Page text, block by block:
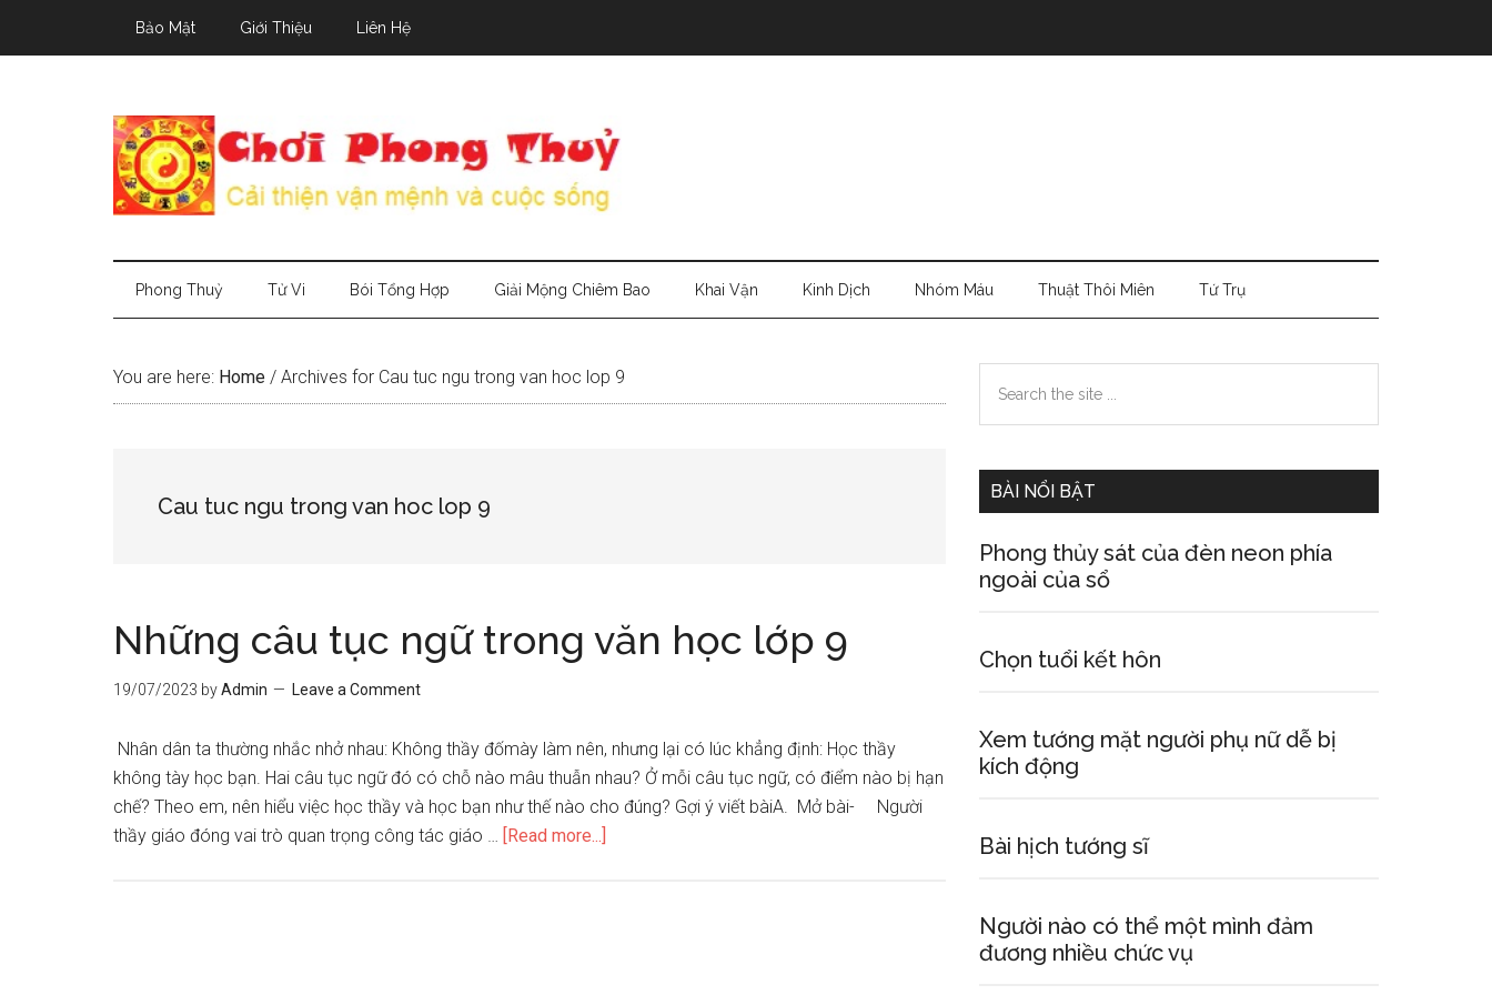
Bảo Mật Giới Thiệu Liên Hệ
Phong Thuỷ Tử Vi Bói Tổng Hợp Giải Mộng Chiêm Bao Khai Vận Kinh Dịch Nhóm Máu Thuật Thôi Miên Tứ Trụ
You are here: Home / Archives for Cau tuc ngu trong van hoc lop 9
Cau tuc ngu trong van hoc lop 9
Những câu tục ngữ trong văn học lớp 9
19/07/2023 byAdmin Leave a Comment
Nhân dân ta thường nhắc nhở nhau: Không thầy đốmày làm nên, nhưng lại có lúc khẳng định: Học thầy
không tày học bạn. Hai câu tục ngữ đó có chỗ nào mâu thuẫn nhau? Ở mỗi câu tục ngữ, có điểm nào bị hạn
chế? Theo em, nên hiểu việc học thầy và học bạn như thế nào cho đúng? Gợi ý viết bàiA. Mở bài- Người
thầy giáo đóng vai trò quan trọng công tác giáo … [Read more...]
Primary
Sidebar
the
BÀI NỔI BẬT
Phong thủy sát của đèn neon phía
ngoài của sổ
Chọn tuổi kết hôn
Xem tướng mặt người phụ nữ dễ bị
kích động
Bài hịch tướng sĩ
Người nào có thể một mình đảm
đương nhiều chức vụ